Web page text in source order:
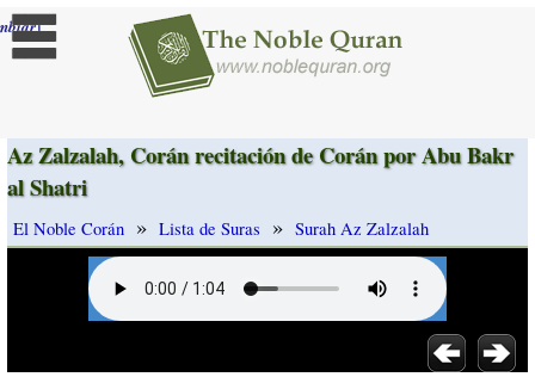
]
Az Zalzalah, Corán recitación de Corán por Abu Bakr
al Shatri
El Noble Corán » Lista de Suras » Surah Az Zalzalah